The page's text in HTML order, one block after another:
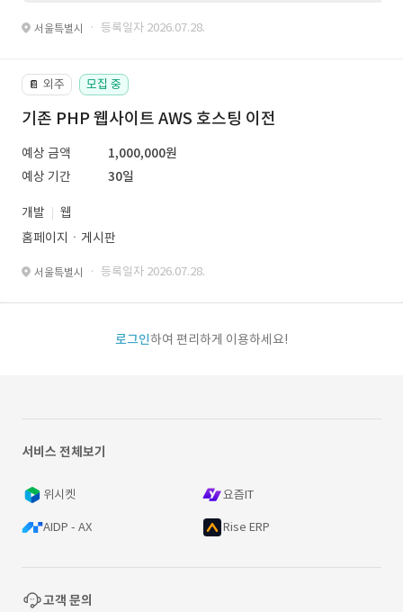
서울특별시 · 등록일자 2026.07.28.
📔 외주 모집 중
기존 PHP 웹사이트 AWS 호스팅 이전
예상 금액
1,000,000원
예상 기간
30일
개발
웹
홈페이지ㆍ게시판
서울특별시 · 등록일자 2026.07.28.
로그인하여 편리하게 이용하세요!
서비스 전체보기
위시켓 요즘IT
AIDP - AX Rise ERP
고객 문의